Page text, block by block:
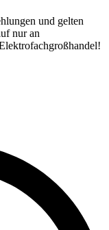
und gelten
nur an